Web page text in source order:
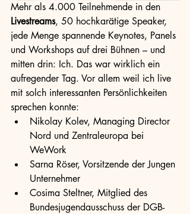
Mehr als 4.000 Teilnehmende in den
Livestreams, 50 hochkarätige Speaker,
jede Menge spannende Keynotes, Panels
und Workshops auf drei Bühnen – und
mitten drin: Ich. Das war wirklich ein
aufregender Tag. Vor allem weil ich live
mit solch interessanten Persönlichkeiten
sprechen konnte:
Nikolay Kolev, Managing Director
Nord und Zentraleuropa bei
WeWork
Sarna Röser, Vorsitzende der Jungen
Unternehmer
Cosima Steltner, Mitglied des
Bundesjugendausschuss der DGB-